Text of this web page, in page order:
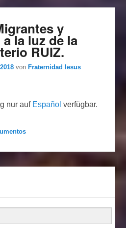
y
la luz de la
RUIZ.
vonFraternidad Iesus
nur auf Español verfügbar.